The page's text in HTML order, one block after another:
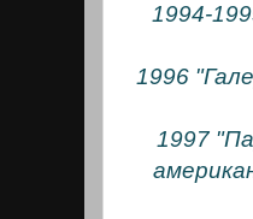
1994-
1996
1997